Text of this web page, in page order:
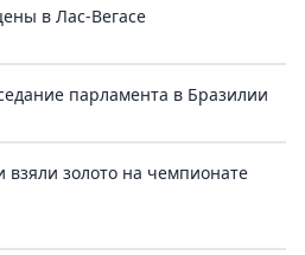
в Лас-Вегасе
парламента в Бразилии
взяли золото на чемпионате